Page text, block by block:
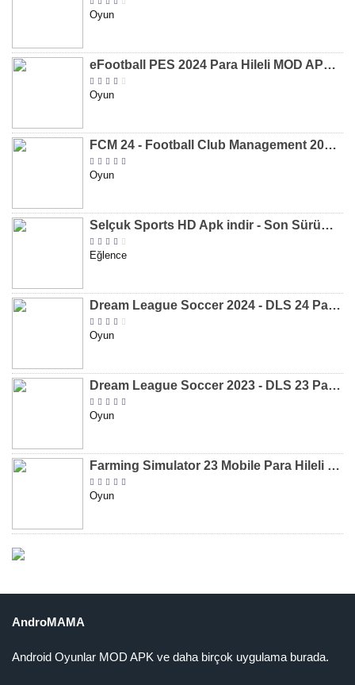
Oyun
eFootball PES 2024 Para Hileli MOD APK indir [v8.2.0]
Oyun
FCM 24 - Football Club Management 2024 Para Hileli MOD APK indir [v1.0.4]
Oyun
Selçuk Sports HD Apk indir - Son Sürüm 2024 [2.0.1.9]
Eğlence
Dream League Soccer 2024 - DLS 24 Para Hileli MOD APK indir [v11.050]
Oyun
Dream League Soccer 2023 - DLS 23 Para Hileli MOD APK [v11.020]
Oyun
Farming Simulator 23 Mobile Para Hileli MOD APK indir [v0.0.0.8]
Oyun
AndroMAMA
Android Oyunlar MOD APK ve daha birçok uygulama burada.